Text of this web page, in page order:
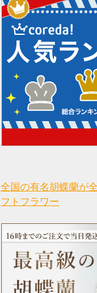
全国の有名胡蝶蘭が
フトフラワー